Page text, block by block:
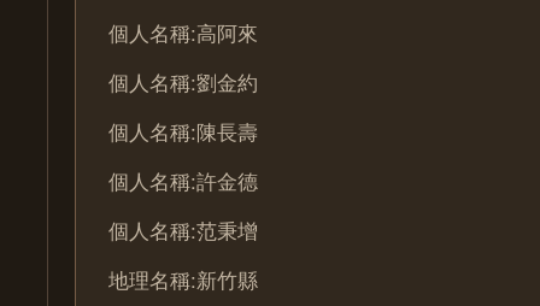
個人名稱:高阿來
個人名稱:劉金約
個人名稱:陳長壽
個人名稱:許金德
個人名稱:范秉增
地理名稱:新竹縣